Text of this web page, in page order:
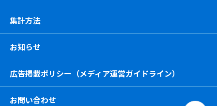
集計方法
お知らせ
広告掲載ポリシー（メディア運営ガイドライン）
お問い合わせ